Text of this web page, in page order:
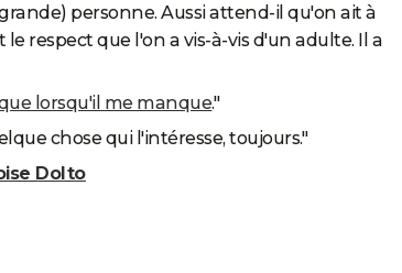
personne. Aussi attend-il qu'on ait à
respect que l'on a vis-à-vis d'un adulte. Il a
lorsqu'il me manque."
chose qui l'intéresse, toujours."
Dolto